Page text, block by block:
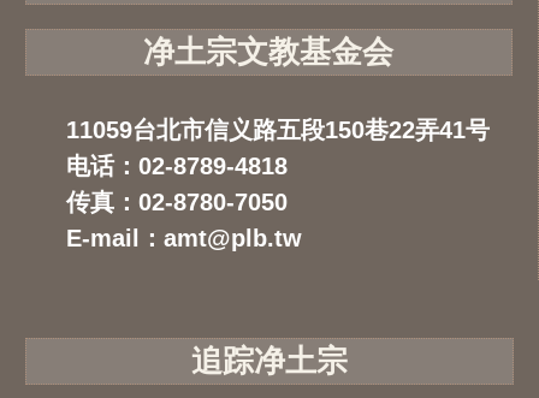
净土宗文教基金会
11059台北市信义路五段150巷22弄41号
电话：02-8789-4818
传真：02-8780-7050
E-mail：amt@plb.tw
追踪净土宗